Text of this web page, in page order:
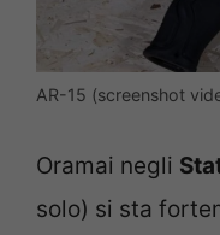
AR-15 (screenshot
Oramai negli
solo) si sta